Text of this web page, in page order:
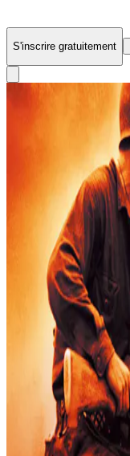
S'inscrire gratuitement